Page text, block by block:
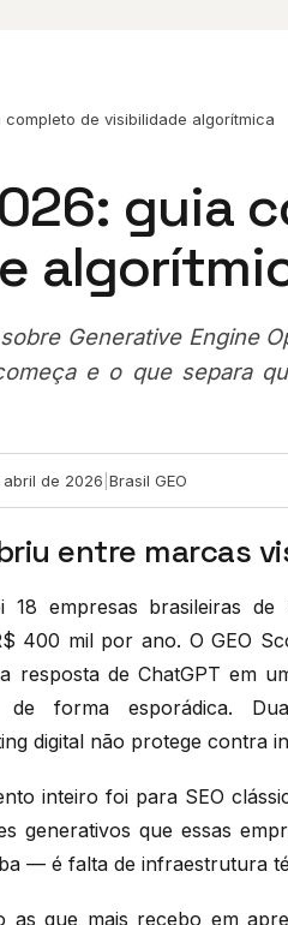
completo de visibilidade algorítmica
guia
Generative Engine
e o que separa
abril de 2026 Brasil GEO
entre marcas
18 empresas brasileiras
400 mil por ano. O GEO
resposta de ChatGPT em
forma esporádica.
digital não protege contra
inteiro foi para SEO
generativos que essas
— é falta de infraestrutura
as que mais recebo em